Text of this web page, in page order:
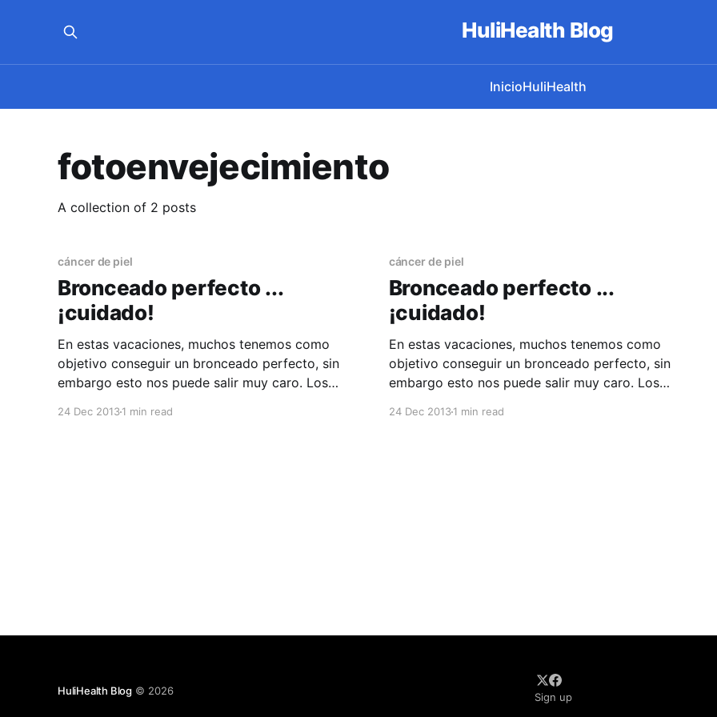
HuliHealth Blog
InicioHuliHealth
fotoenvejecimiento
A collection of 2 posts
cáncer de piel
Bronceado perfecto ...
¡cuidado!
En estas vacaciones, muchos tenemos como
objetivo conseguir un bronceado perfecto, sin
embargo esto nos puede salir muy caro. Los
24 Dec 20131 min read
cáncer de piel
Bronceado perfecto ...
¡cuidado!
En estas vacaciones, muchos tenemos como
objetivo conseguir un bronceado perfecto, sin
embargo esto nos puede salir muy caro. Los
24 Dec 20131 min read
HuliHealth Blog © 2026
Sign up